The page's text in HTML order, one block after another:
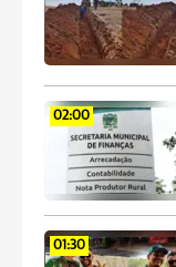
02:00
01:30